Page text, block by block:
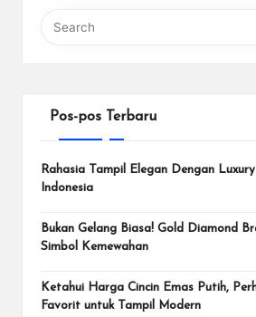
Pos-pos Terbaru
Rahasia Tampil Elegan Dengan
Indonesia
Bukan Gelang Biasa! Gold Diamond
Simbol Kemewahan
Ketahui Harga Cincin Emas Putih,
Favorit untuk Tampil Modern